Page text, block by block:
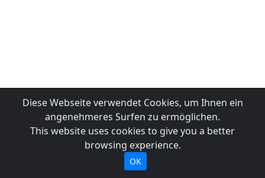
Diese Webseite verwendet Cookies, um Ihnen ein
angenehmeres Surfen zu ermöglichen.
This website uses cookies to give you a better
browsing experience.
OK